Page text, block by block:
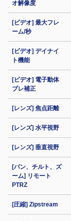
オ解像度
[ビデオ] 最大フレ
ーム/秒
[ビデオ] デイナイ
ト機能
[ビデオ] 電子動体
ブレ補正
[レンズ] 焦点距離
[レンズ] 水平視野
[レンズ] 垂直視野
[パン、チルト、ズ
ーム] リモート
PTRZ
[圧縮] Zipstream